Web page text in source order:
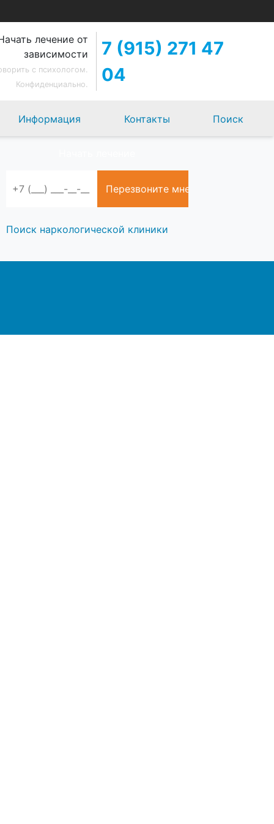
лечение от
зависимости
с психологом.
Конфиденциально.
7 (915) 271 47
04
Информация Контакты Поиск
Поиск наркологической клиники